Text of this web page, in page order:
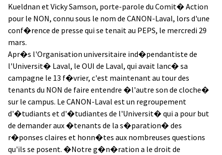
Kueldnan et Vicky Samson, porte-parole du Comit� Action
pour le NON, connu sous le nom de CANON-Laval, lors d'une
conf�rence de presse qui se tenait au PEPS, le mercredi 29
mars.
Apr�s l'Organisation universitaire ind�pendantiste de
l'Universit� Laval, le OUI de Laval, qui avait lanc� sa
campagne le 13 f�vrier, c'est maintenant au tour des
tenants du NON de faire entendre �l'autre son de cloche�
sur le campus. Le CANON-Laval est un regroupement
d'�tudiants et d'�tudiantes de l'Universit� qui a pour but
de demander aux �tenants de la s�paration� des
r�ponses claires et honn�tes aux nombreuses questions
qu'ils se posent. �Notre g�n�ration a le droit de